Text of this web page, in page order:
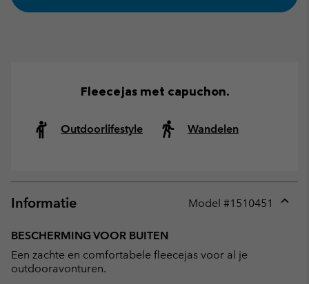
Fleecejas met capuchon.
Outdoorlifestyle Wandelen
Informatie Model #1510451
BESCHERMING VOOR BUITEN
Een zachte en comfortabele fleecejas voor al je
outdooravonturen.